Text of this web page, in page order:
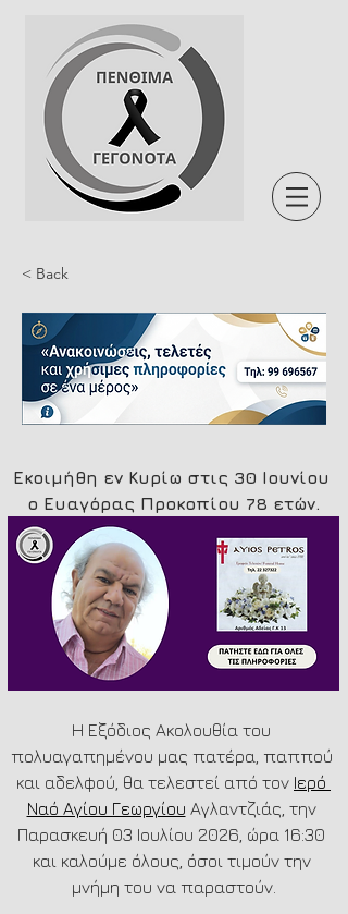
< Back
Εκοιμήθη εν Κυρίω στις 30 Ιουνίου
ο Ευαγόρας Προκοπίου 78 ετών.
Η Εξόδιος Ακολουθία του
πολυαγαπημένου μας πατέρα, παππού
και αδελφού, θα τελεστεί από τον Ιερό
Ναό Αγίου Γεωργίου Αγλαντζιάς, την
Παρασκευή 03 Ιουλίου 2026, ώρα 16:30
και καλούμε όλους, όσοι τιμούν την
μνήμη του να παραστούν.